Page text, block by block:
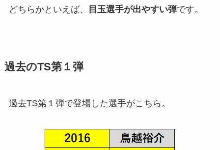
どちらかといえば、 目玉選手が出やすい弾です。
過去のTS第１弾
過去TS第１弾で登場した選手がこちら。